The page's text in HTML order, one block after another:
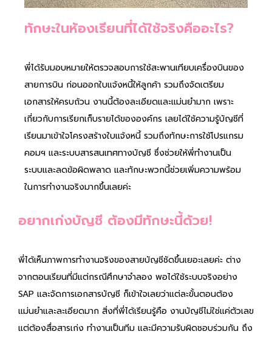
ทักษะในห้องเรียนที่ได้ใช้จริงคืออะไร?
พี่ได้รับมอบหมายให้ตรวจสอบการใช้สะพานเทียบเครื่องบินของ
สายการบิน ก่อนออกใบแจ้งหนี้ให้ลูกค้า รวมถึงจัดเตรียม
เอกสารให้ครบถ้วน งานนี้ต้องละเอียดและแม่นยำมาก เพราะ
เกี่ยวกับการเรียกเก็บรายได้ขององค์กร เลยได้ใช้ความรู้บัญชีที่
เรียนมาเข้าใจโครงสร้างใบแจ้งหนี้ รวมถึงทักษะการใช้โปรแกรม
คอมฯ และระบบสารสนเทศทางบัญชี ซึ่งช่วยให้พี่ทำงานเป็น
ระบบและลดข้อผิดพลาด และทักษะพวกนี้ช่วยเพิ่มความพร้อม
ในการทำงานจริงมากขึ้นเลยค่ะ
อยากเก่งบัญชี ต้องมีทักษะนี้ด้วย!
พี่ได้เห็นภาพการทำงานจริงของสายบัญชีชัดขึ้นเยอะเลยค่ะ ต่าง
จากตอนเรียนที่มีแต่กรณีศึกษาจำลอง พอได้ใช้ระบบจริงอย่าง
SAP และจัดการเอกสารบัญชี ก็เข้าใจเลยว่าแต่ละขั้นตอนต้อง
แม่นยำและละเอียดมาก สิ่งที่พี่ได้เรียนรู้คือ งานบัญชีไม่ใช่แค่ตัวเลข
แต่ต้องสื่อสารเก่ง ทำงานเป็นทีม และมีความรับผิดชอบร่วมกัน ถึง